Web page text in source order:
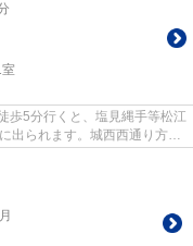
室
5分行くと、塩見縄手等松江
出られます。城西西通り方面